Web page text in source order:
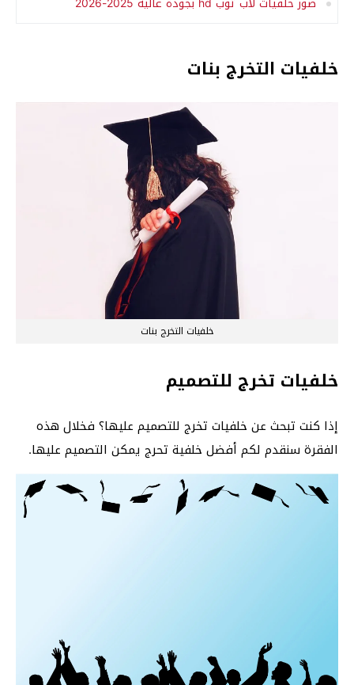
خلفيات التخرج بنات
خلفيات التخرج بنات
خلفيات تخرج للتصميم
إذا كنت تبحث عن خلفيات تخرج للتصميم عليها؟ فخلال هذه
الفقرة سنقدم لكم أفضل خلفية تحرج يمكن التصميم عليها.